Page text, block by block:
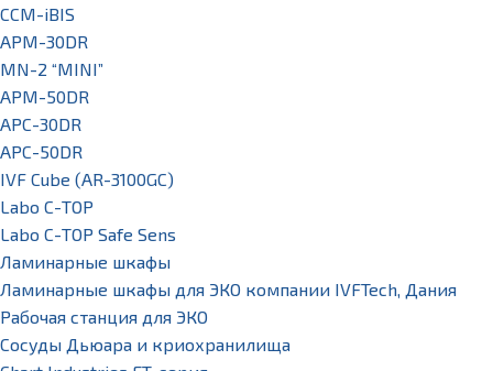
CCM-iBIS
APM-30DR
MN-2 “MINI”
APM-50DR
APC-30DR
APC-50DR
IVF Cube (AR-3100GC)
Labo С-ТОР
Labo С-ТОР Safe Sens
Ламинарные шкафы
Ламинарные шкафы для ЭКО компании IVFTech, Дания
Рабочая станция для ЭКО
Сосуды Дьюара и криохранилища